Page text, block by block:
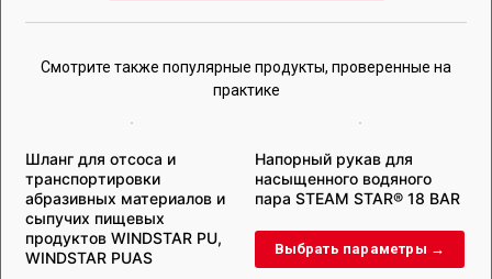
Смотрите также популярные продукты, проверенные на
практике
Шланг для отсоса и
транспортировки
абразивных материалов и
сыпучих пищевых
продуктов WINDSTAR PU,
WINDSTAR PUAS
Напорный рукав для
насыщенного водяного
пара STEAM STAR® 18 BAR
Выбрать параметры →